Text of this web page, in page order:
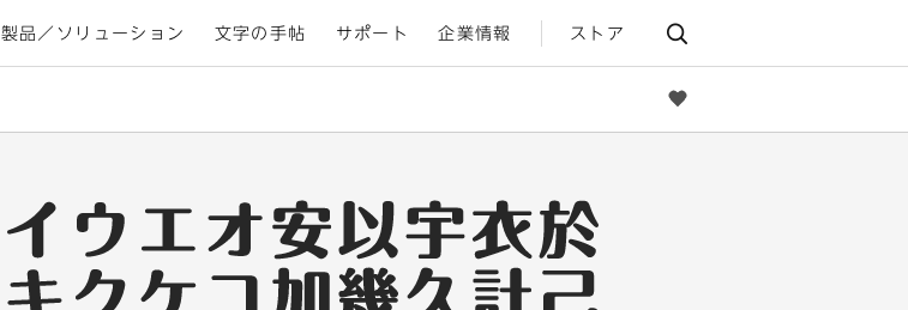
製品／ソリューション 文字の手帖 サポート 企業情報 ストア